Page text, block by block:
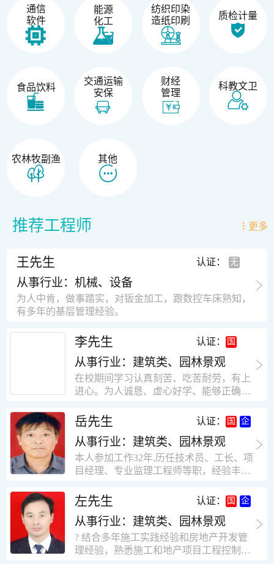
通信
软件
能源
化工
纺织印染
造纸印刷
质检计量
食品饮料
交通运输
安保
财经
管理
科教文卫
农林牧副渔 其他
推荐工程师 更多
王先生 认证：
从事行业：机械、设备
为人中肯，做事踏实，对钣金加工，跟数控车床熟知，
有多年的基层管理经验。
李先生 认证：
从事行业：建筑类、园林景观
在校期间学习认真刻苦、吃苦耐劳，有上
进心。为人诚恳、虚心好学、能够正确对
思想积极上进，接受能力和独立能力强，
有很强的团队精神和集体荣誉感。做事认
真负责，有很强的责任心。秉承山大扎
实、厚重的学风。为人正直、诚信、稳
重。有强烈的上进心、事业心。有很强的
工作学习认真踏实，能够吃苦耐劳，责任
心强。 性格外向、开朗，有良好的人
际关系和一定的组织能力。做事认真负
责、积极肯干。我有信心在今后的工作岗
位上发挥自己的才能!积极的人生观，在我
的字典中没有“放弃”，始终坚信只要努力
岳先生 认证：
从事行业：建筑类、园林景观
本人参加工作32年,历任技术员、工长、项
目经理、专业监理工程师等职，经验丰
计，工程经济技术分析，能适应建筑行业
各种岗位，组织协调能力强，技术全面，
适用工地管理． 本人1978年高中毕业，同
年参加工作，至今已在建筑行业工作了30
年。从1978年进入本县建筑公司学徒开始
左先生 认证：
从事行业：建筑类、园林景观
? 结合多年施工实践经验和房地产开发管
理经验，熟悉施工和地产项目工程控制要